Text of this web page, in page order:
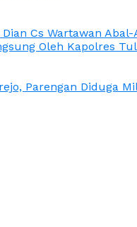
Cs Wartawan Abal-
Oleh Kapolres
Parengan Diduga